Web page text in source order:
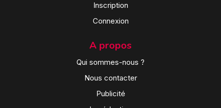
Inscription
Connexion
A propos
Qui sommes-nous ?
Nous contacter
Publicité